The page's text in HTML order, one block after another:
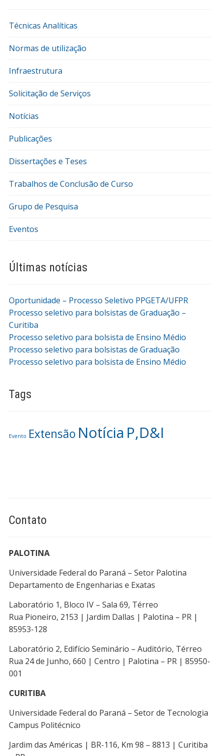
Técnicas Analíticas
Normas de utilização
Infraestrutura
Solicitação de Serviços
Notícias
Publicações
Dissertações e Teses
Trabalhos de Conclusão de Curso
Grupo de Pesquisa
Eventos
Últimas notícias
Oportunidade – Processo Seletivo PPGETA/UFPR
Processo seletivo para bolsistas de Graduação –
Curitiba
Processo seletivo para bolsista de Ensino Médio
Processo seletivo para bolsistas de Graduação
Processo seletivo para bolsista de Ensino Médio
Tags
Evento Extensão Notícia P,D&I
Contato
PALOTINA
Universidade Federal do Paraná – Setor Palotina
Departamento de Engenharias e Exatas
Laboratório 1, Bloco IV – Sala 69, Térreo
Rua Pioneiro, 2153 | Jardim Dallas | Palotina – PR |
85953-128
Laboratório 2, Edifício Seminário – Auditório, Térreo
Rua 24 de Junho, 660 | Centro | Palotina – PR | 85950-
001
CURITIBA
Universidade Federal do Paraná – Setor de Tecnologia
Campus Politécnico
Jardim das Américas | BR-116, Km 98 – 8813 | Curitiba